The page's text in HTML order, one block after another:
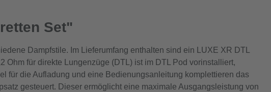
Set"
Dampfstile. Im Lieferumfang enthalten sind ein LUXE XR DTL
für direkte Lungenzüge (DTL) ist im DTL Pod vorinstalliert,
für die Aufladung und eine Bedienungsanleitung komplettieren das
gesteuert. Dieser ermöglicht eine maximale Ausgangsleistung von